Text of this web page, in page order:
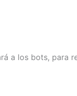
a los bots, para